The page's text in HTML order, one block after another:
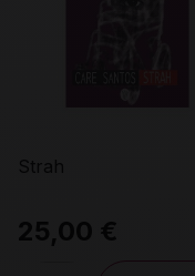
Strah
25,00 €